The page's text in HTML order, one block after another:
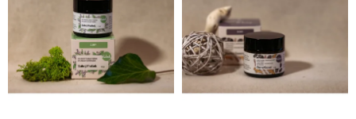
t
o
v
p